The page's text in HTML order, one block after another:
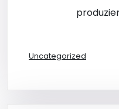
Uncategorized